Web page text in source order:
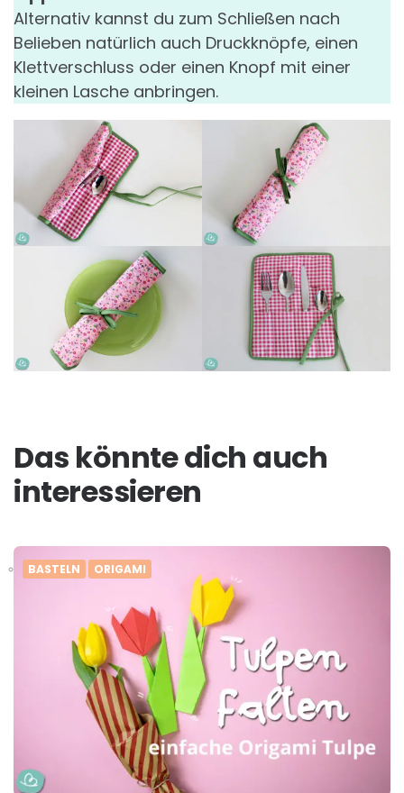
Alternativ kannst du zum Schließen nach
Belieben natürlich auch Druckknöpfe, einen
Klettverschluss oder einen Knopf mit einer
kleinen Lasche anbringen.
Das könnte dich auch
interessieren
BASTELN ORIGAMI